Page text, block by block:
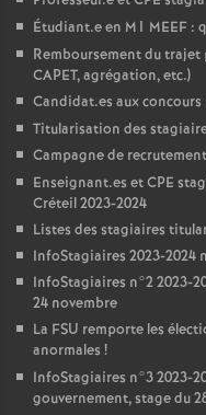
Étudiant.e en M1 MEEF :
Remboursement du trajet
CAPET, agrégation, etc.)
Candidat.es aux
Titularisation des
Campagne de recrutement
Enseignant.es etCPE
Créteil 2023-2024
Listes des stagiaires
InfoStagiaires 2023-2024
InfoStagiaires n°2 2023-
24 novembre
La FSU remporte les
anormales !
InfoStagiaires n°3 2023-
gouvernement, stage du